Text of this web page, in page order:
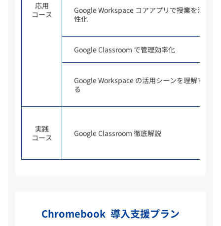
応用
コース
Google Workspace コアアプリで授業を活
性化
Google Classroom で管理効率化
Google Workspace の活用シーンを理解す
る
実践
コース
Google Classroom 徹底解説
Chromebook 導入支援プラン